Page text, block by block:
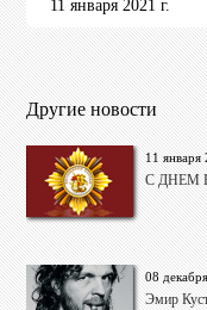
11 января 2021 г.
Другие новости
11 января
С ДНЕМ
08
Эмир